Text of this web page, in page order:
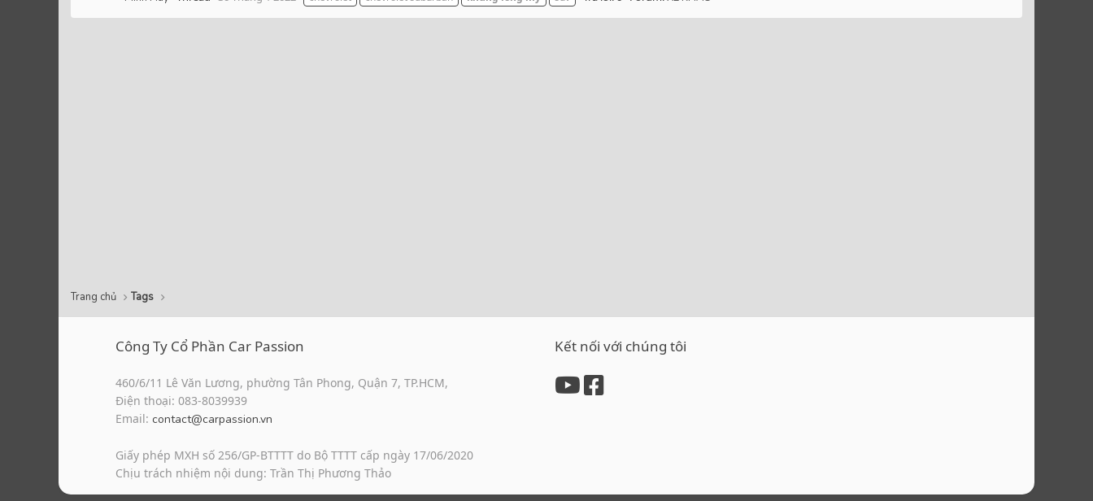
Trang chủ Tags
Công Ty Cổ Phần Car Passion
460/6/11 Lê Văn Lương, phường Tân Phong, Quận 7, TP.HCM,
Điện thoại: 083-8039939
Email: contact@carpassion.vn
Giấy phép MXH số 256/GP-BTTTT do Bộ TTTT cấp ngày 17/06/2020
Chịu trách nhiệm nội dung: Trần Thị Phương Thảo
Kết nối với chúng tôi